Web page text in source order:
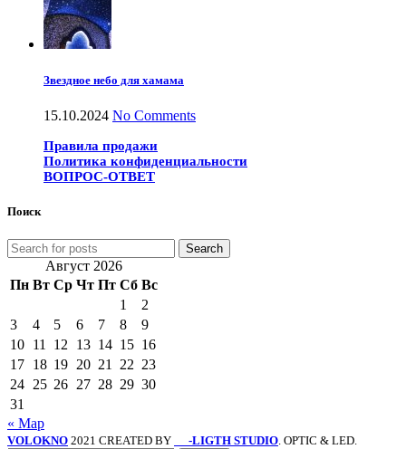
Звездное небо для хамама
15.10.2024 No Comments
Правила продажи
Политика конфиденциальности
ВОПРОС-ОТВЕТ
Поиск
Search
Август 2026
Пн Вт Ср Чт Пт Сб Вс
1
2
3
4 5 6 7 8
9
10 11 12 13 14 15 16
17 18 19 20 21 22 23
24 25 26 27 28 29 30
31
« Мар
VOLOKNO 2021 CREATED BY -LIGTH STUDIO. OPTIC & LED.